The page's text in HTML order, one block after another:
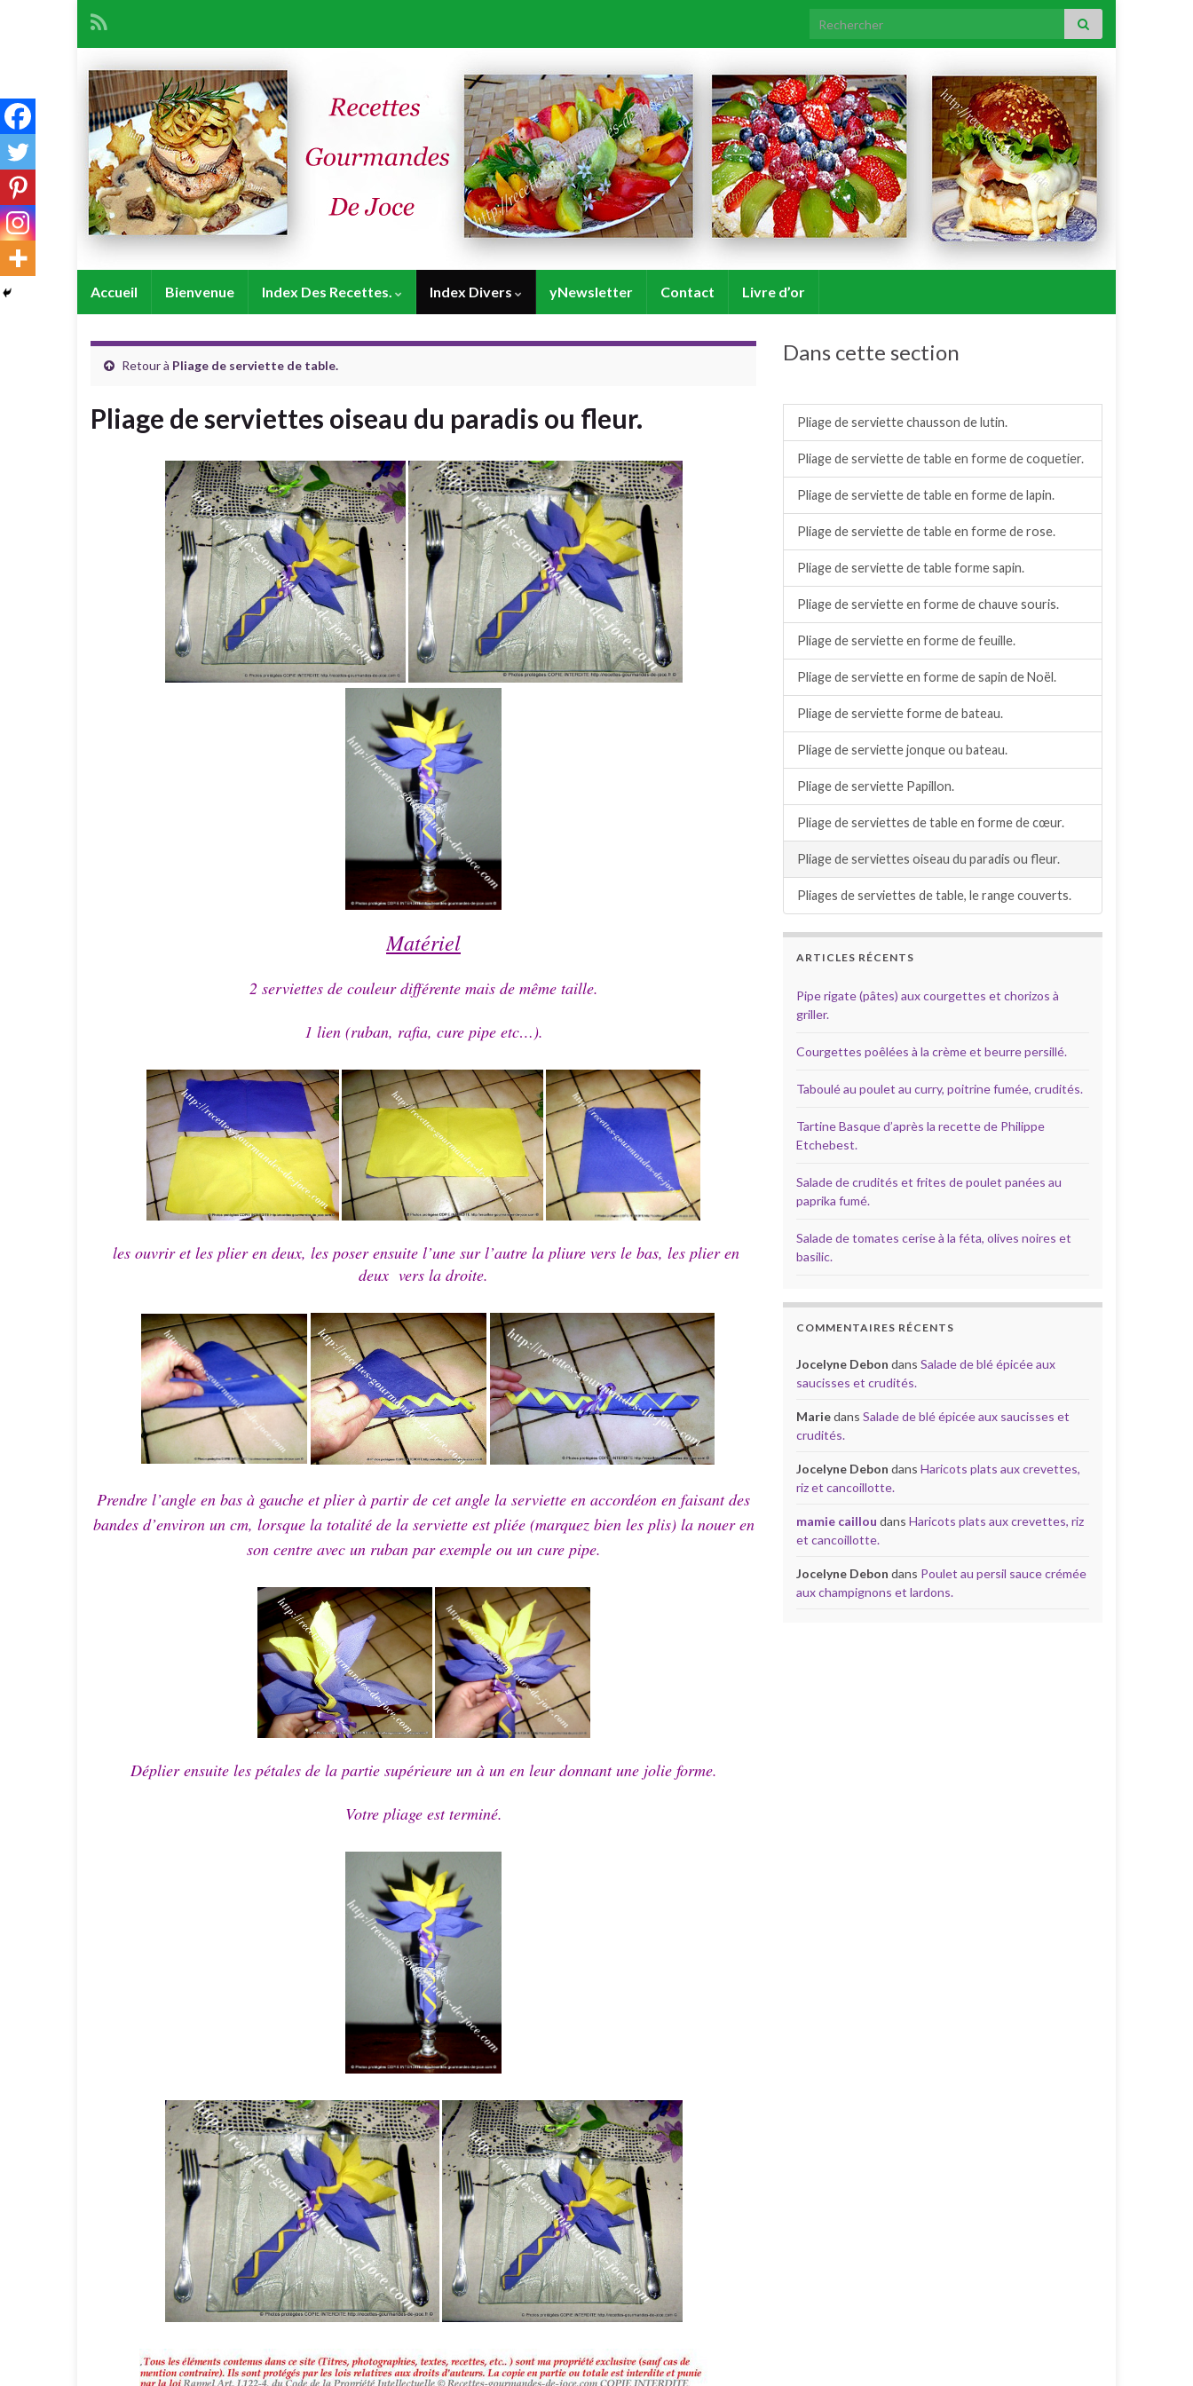
Search for:
Accueil Bienvenue Index Des Recettes. Index Divers yNewsletter Contact Livre d’or
Retour à Pliage de serviette de table.
Pliage de serviettes oiseau du paradis ou fleur.
Matériel
2 serviettes de couleur différente mais de même taille.
1 lien (ruban, rafia, cure pipe etc…).
les ouvrir et les plier en deux, les poser ensuite l’une sur l’autre la pliure vers le bas, les plier en
deux vers la droite.
Prendre l’angle en bas à gauche et plier à partir de cet angle la serviette en accordéon en faisant des
bandes d’environ un cm, lorsque la totalité de la serviette est pliée (marquez bien les plis) la nouer en
son centre avec un ruban par exemple ou un cure pipe.
Déplier ensuite les pétales de la partie supérieure un à un en leur donnant une jolie forme.
Votre pliage est terminé.
Dans cette section
Pliage de serviette chausson de lutin.
Pliage de serviette de table en forme de coquetier.
Pliage de serviette de table en forme de lapin.
Pliage de serviette de table en forme de rose.
Pliage de serviette de table forme sapin.
Pliage de serviette en forme de chauve souris.
Pliage de serviette en forme de feuille.
Pliage de serviette en forme de sapin de Noël.
Pliage de serviette forme de bateau.
Pliage de serviette jonque ou bateau.
Pliage de serviette Papillon.
Pliage de serviettes de table en forme de cœur.
Pliage de serviettes oiseau du paradis ou fleur.
Pliages de serviettes de table, le range couverts.
ARTICLES RÉCENTS
Pipe rigate (pâtes) aux courgettes et chorizos à
griller.
Courgettes poêlées à la crème et beurre persillé.
Taboulé au poulet au curry, poitrine fumée, crudités.
Tartine Basque d’après la recette de Philippe
Etchebest.
Salade de crudités et frites de poulet panées au
paprika fumé.
Salade de tomates cerise à la féta, olives noires et
basilic.
COMMENTAIRES RÉCENTS
Jocelyne Debon dans Salade de blé épicée aux
saucisses et crudités.
Mariedans Salade de blé épicée aux saucisses et
crudités.
Jocelyne Debon dans Haricots plats aux crevettes,
riz et cancoillotte.
mamie caillou dans Haricots plats aux crevettes, riz
et cancoillotte.
Jocelyne Debon dans Poulet au persil sauce crémée
aux champignons et lardons.